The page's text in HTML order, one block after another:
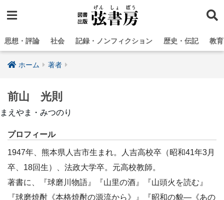
思想・評論 社会 記録・ノンフィクション 歴史・伝記 教
ホーム 著者
前山 光則
まえやま・みつのり
プロフィール
1947年、熊本県人吉市生まれ。人吉高校卒（昭和41年3月
卒、18回生）、法政大学卒。元高校教師。
著書に、『球磨川物語』『山里の酒』『山頭火を読む』
『球磨焼酎《本格焼酎の源流から》』『昭和の貌―《あの